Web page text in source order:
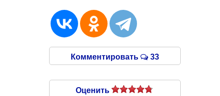
Комментировать 33
Оценить